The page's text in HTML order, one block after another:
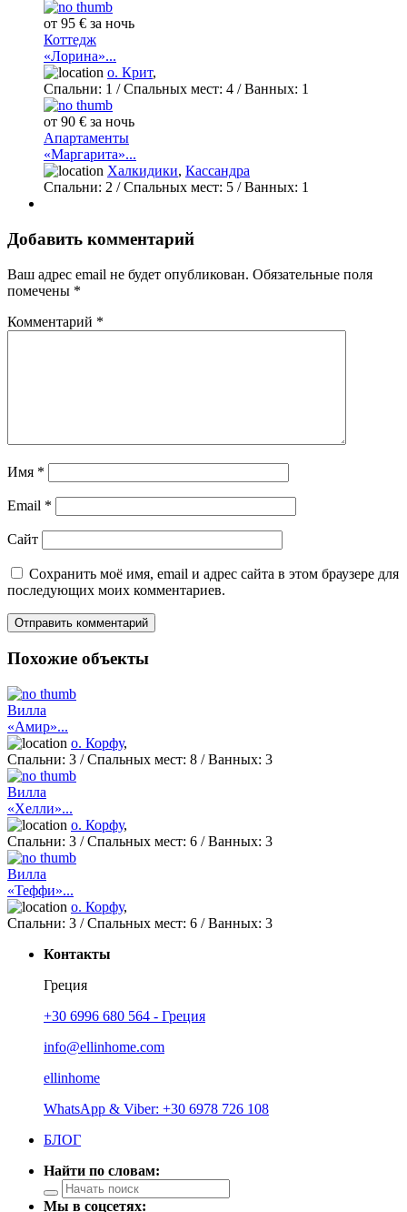
от 95 € за ночь
Коттедж
«Лорина»...
о. Крит,
Спальни: 1 / Спальных мест: 4 /Ванных: 1
от 90 € за ночь
Апартаменты
«Маргарита»...
Халкидики, Кассандра
Спальни: 2 / Спальных мест: 5 /Ванных: 1
Добавить комментарий
Ваш адрес email не будет опубликован. Обязательные поля
помечены *
Комментарий *
Имя *
Email *
Сайт
Сохранить моё имя, email и адрес сайта в этом браузере для
последующих моих комментариев.
Похожие объекты
Вилла
«Амир»...
о. Корфу,
Спальни: 3 / Спальных мест: 8 /Ванных: 3
Вилла
«Хелли»...
о. Корфу,
Спальни: 3 / Спальных мест: 6 /Ванных: 3
Вилла
«Теффи»...
о. Корфу,
Спальни: 3 / Спальных мест: 6 /Ванных: 3
Контакты
Греция
+30 6996 680 564 - Греция
info@ellinhome.com
ellinhome
WhatsApp & Viber: +30 6978 726 108
БЛОГ
Найти по словам:
Мы в соцсетях: